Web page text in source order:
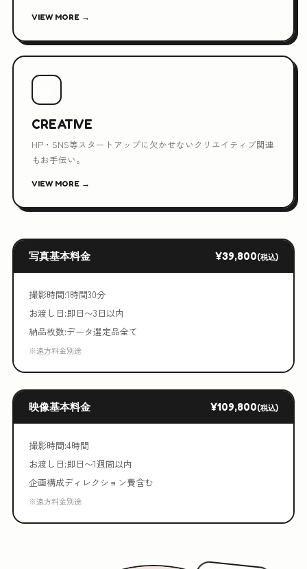
VIEW MORE →
CREATIVE
HP・SNS等スタートアップに欠かせないクリエイティブ関連
もお手伝い。
VIEW MORE →
写真基本料金 ¥39,800(税込)
撮影時間:1時間30分
お渡し日:即日〜3日以内
納品枚数:データ選定品全て
※遠方料金別途
映像基本料金 ¥109,800(税込)
撮影時間:4時間
お渡し日:即日〜1週間以内
企画構成ディレクション費含む
※遠方料金別途